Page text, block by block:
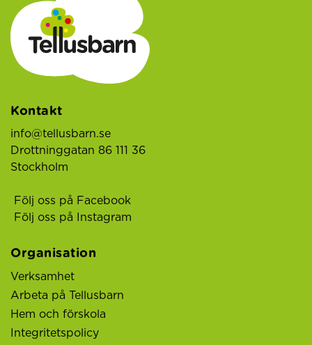
Kontakt
info@tellusbarn.se
Drottninggatan 86 111 36
Stockholm
Följ oss på Facebook
Följ oss på Instagram
Organisation
Verksamhet
Arbeta på Tellusbarn
Hem och förskola
Integritetspolicy